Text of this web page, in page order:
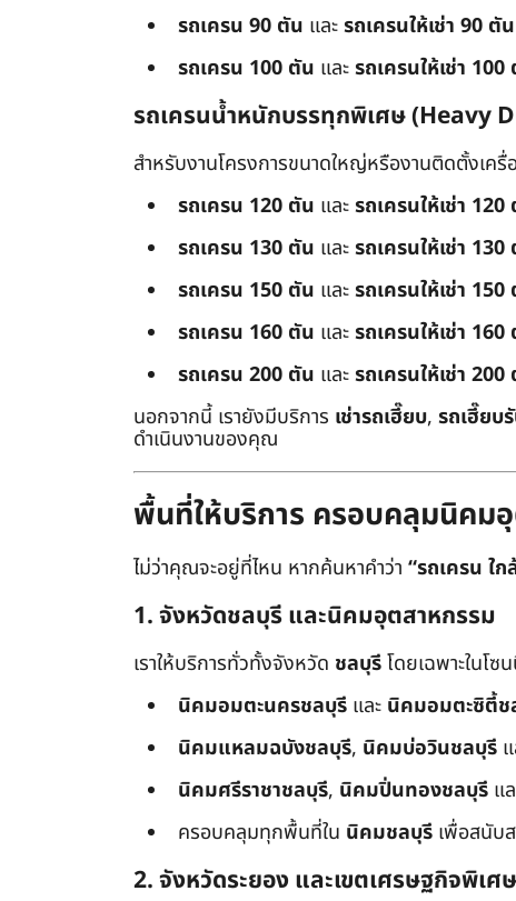
รถเครน 90 ตัน และรถเครนให้เช่า 90 ตัน
รถเครน 100 ตัน และรถเครนให้เช่า 100
รถเครนน้ำหนักบรรทุกพิเศษ (Heavy
สำหรับงานโครงการขนาดใหญ่หรืองานติดตั้งเค
รถเครน 120 ตัน และรถเครนให้เช่า 120
รถเครน 130 ตัน และรถเครนให้เช่า 130
รถเครน 150 ตัน และรถเครนให้เช่า 150
รถเครน 160 ตัน และรถเครนให้เช่า 160
รถเครน 200 ตัน และรถเครนให้เช่า 200
นอกจากนี้ เรายังมีบริการ เช่ารถเฮี๊ยบ, รถเฮี๊ยบ
ดำเนินงานของคุณ
พื้นที่ให้บริการ ครอบคลุมนิคม
ไม่ว่าคุณจะอยู่ที่ไหน หากค้นหาคำว่า “รถเครน ใ
1. จังหวัดชลบุรี และนิคมอุตสาหกรรม
เราให้บริการทั่วทั้งจังหวัด ชลบุรีโดยเฉพาะในโ
นิคมอมตะนครชลบุรี และ นิคมอมตะซิตี้ช
นิคมแหลมฉบังชลบุรี, นิคมบ่อวินชลบุรี
นิคมศรีราชาชลบุรี, นิคมปิ่นทองชลบุรี แ
ครอบคลุมทุกพื้นที่ใน นิคมชลบุรี เพื่อสนับ
2. จังหวัดระยอง และเขตเศรษฐกิจพิเศษ